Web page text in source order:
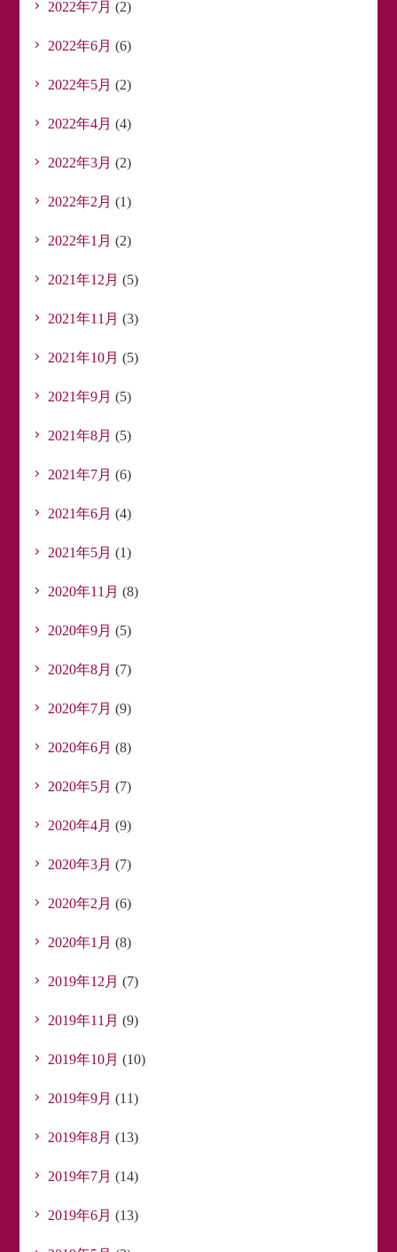
2022年7月 (2)
2022年6月 (6)
2022年5月 (2)
2022年4月 (4)
2022年3月 (2)
2022年2月 (1)
2022年1月 (2)
2021年12月 (5)
2021年11月 (3)
2021年10月 (5)
2021年9月 (5)
2021年8月 (5)
2021年7月 (6)
2021年6月 (4)
2021年5月 (1)
2020年11月 (8)
2020年9月 (5)
2020年8月 (7)
2020年7月 (9)
2020年6月 (8)
2020年5月 (7)
2020年4月 (9)
2020年3月 (7)
2020年2月 (6)
2020年1月 (8)
2019年12月 (7)
2019年11月 (9)
2019年10月 (10)
2019年9月 (11)
2019年8月 (13)
2019年7月 (14)
2019年6月 (13)